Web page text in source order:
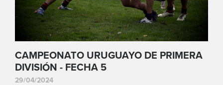
CAMPEONATO URUGUAYO DE PRIMERA
DIVISIÓN - FECHA 5
29/04/2024